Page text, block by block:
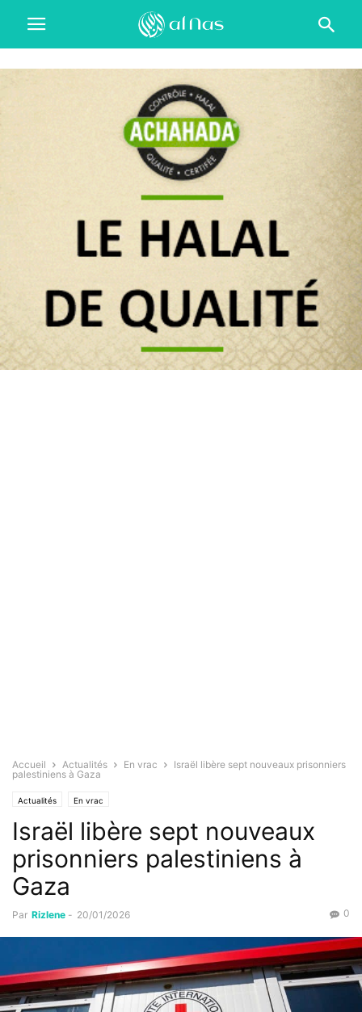
Accueil Actualités En vrac
Israël libère sept nouveaux prisonniers
palestiniens à Gaza
Actualités En vrac
Israël libère sept nouveaux
prisonniers palestiniens à
Gaza
Par Rizlene - 20/01/2026 0